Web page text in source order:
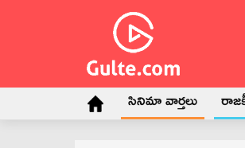
సినిమా వార్తలు